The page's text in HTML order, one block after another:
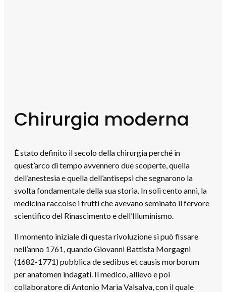
Chirurgia moderna
È stato definito il secolo della chirurgia perché in
quest’arco di tempo avvennero due scoperte, quella
dell’anestesia e quella dell’antisepsi che segnarono la
svolta fondamentale della sua storia. In soli cento anni, la
medicina raccolse i frutti che avevano seminato il fervore
scientifico del Rinascimento e dell’Illuminismo.
Il momento iniziale di questa rivoluzione si può fissare
nell’anno 1761, quando Giovanni Battista Morgagni
(1682-1771) pubblica de sedibus et causis morborum
per anatomen indagati. Il medico, allievo e poi
collaboratore di Antonio Maria Valsalva, con il quale